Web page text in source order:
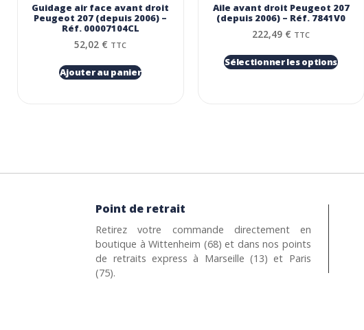
Guidage air face avant droit
Peugeot 207 (depuis 2006) –
Réf. 00007104CL
52,02 € TTC
Ajouter au panier
Aile avant droit Peugeot 207
(depuis 2006) – Réf. 7841V0
222,49 € TTC
Sélectionner les options
Point de retrait
Retirez votre commande directement en
boutique à Wittenheim (68) et dans nos points
de retraits express à Marseille (13) et Paris
(75).